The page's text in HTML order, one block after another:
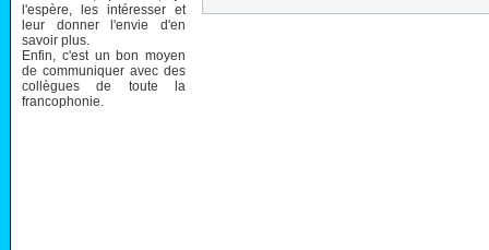
l'espère, les intéresser et
leur donner l'envie d'en
savoir plus.
Enfin, c'est un bon moyen
de communiquer avec des
collègues de toute la
francophonie.